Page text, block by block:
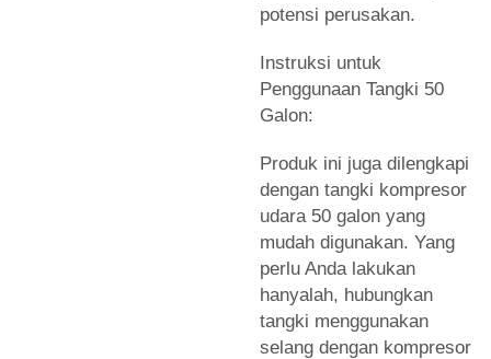
potensi perusakan.
Instruksi untuk
Penggunaan Tangki 50
Galon:
Produk ini juga dilengkapi
dengan tangki kompresor
udara 50 galon yang
mudah digunakan. Yang
perlu Anda lakukan
hanyalah, hubungkan
tangki menggunakan
selang dengan kompresor